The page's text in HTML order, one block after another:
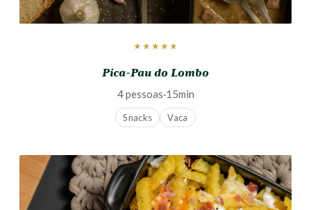
★★★★★
Pica-Pau do Lombo
4 pessoas·15min
Snacks Vaca